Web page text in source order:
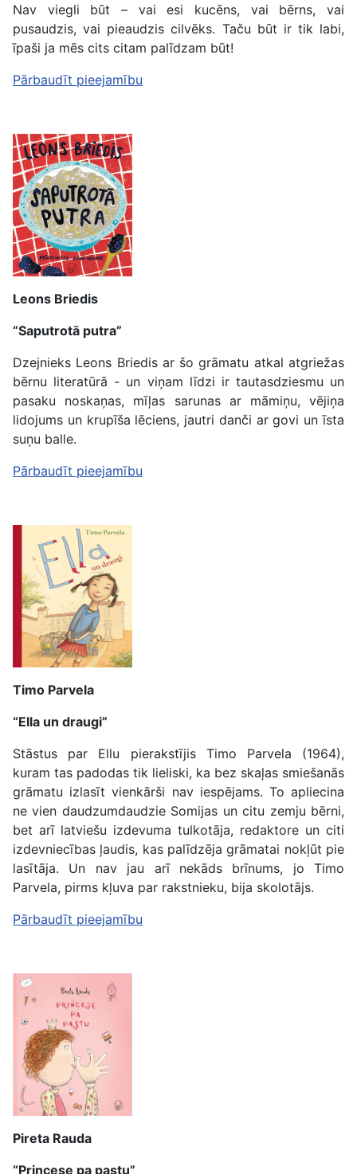
Nav viegli būt – vai esi kucēns, vai bērns, vai
pusaudzis, vai pieaudzis cilvēks. Taču būt ir tik labi,
īpaši ja mēs cits citam palīdzam būt!
Pārbaudīt pieejamību
Leons Briedis
“Saputrotā putra”
Dzejnieks Leons Briedis ar šo grāmatu atkal atgriežas
bērnu literatūrā - un viņam līdzi ir tautasdziesmu un
pasaku noskaņas, mīļas sarunas ar māmiņu, vējiņa
lidojums un krupīša lēciens, jautri danči ar govi un īsta
suņu balle.
Pārbaudīt pieejamību
Timo Parvela
“Ella un draugi”
Stāstus par Ellu pierakstījis Timo Parvela (1964),
kuram tas padodas tik lieliski, ka bez skaļas smiešanās
grāmatu izlasīt vienkārši nav iespējams. To apliecina
ne vien daudzumdaudzie Somijas un citu zemju bērni,
bet arī latviešu izdevuma tulkotāja, redaktore un citi
izdevniecības ļaudis, kas palīdzēja grāmatai nokļūt pie
lasītāja. Un nav jau arī nekāds brīnums, jo Timo
Parvela, pirms kļuva par rakstnieku, bija skolotājs.
Pārbaudīt pieejamību
Pireta Rauda
“Princese pa pastu”